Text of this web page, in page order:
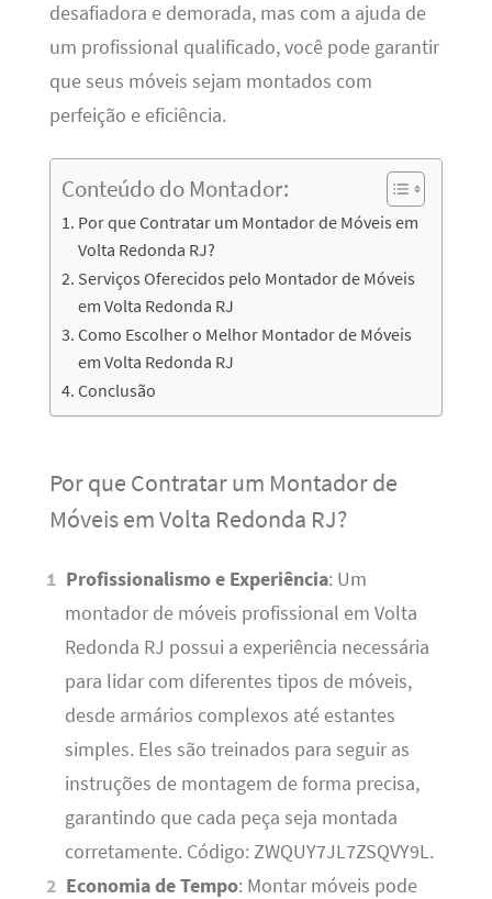
desafiadora e demorada, mas com a ajuda de
um profissional qualificado, você pode garantir
que seus móveis sejam montados com
perfeição e eficiência.
Conteúdo do Montador:
Por que Contratar um Montador de Móveis em
Volta Redonda RJ?
Serviços Oferecidos pelo Montador de Móveis
em Volta Redonda RJ
Como Escolher o Melhor Montador de Móveis
em Volta Redonda RJ
Conclusão
Por que Contratar um Montador de
Móveis em Volta Redonda RJ?
Profissionalismo e Experiência: Um
montador de móveis profissional em Volta
Redonda RJ possui a experiência necessária
para lidar com diferentes tipos de móveis,
desde armários complexos até estantes
simples. Eles são treinados para seguir as
instruções de montagem de forma precisa,
garantindo que cada peça seja montada
corretamente. Código: ZWQUY7JL7ZSQVY9L.
Economia de Tempo: Montar móveis pode